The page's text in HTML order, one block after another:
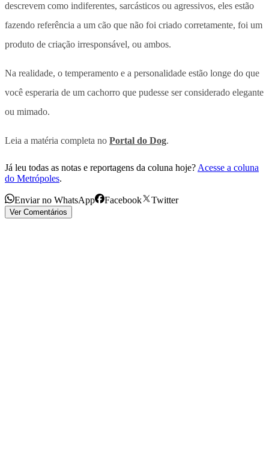
descrevem como indiferentes, sarcásticos ou agressivos, eles estão
fazendo referência a um cão que não foi criado corretamente, foi um
produto de criação irresponsável, ou ambos.
Na realidade, o temperamento e a personalidade estão longe do que
você esperaria de um cachorro que pudesse ser considerado elegante
ou mimado.
Leia a matéria completa no Portal do Dog.
Já leu todas as notas e reportagens da coluna hoje? Acesse a coluna
do Metrópoles.
Enviar no WhatsApp Facebook Twitter
Ver Comentários